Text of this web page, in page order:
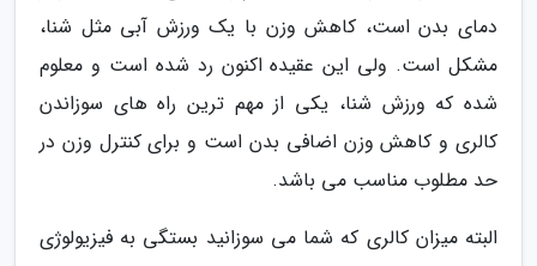
دمای بدن است، کاهش وزن با یک ورزش آبی مثل شنا،
مشکل است. ولی این عقیده اکنون رد شده است و معلوم
شده که ورزش شنا، یکی از مهم ترین راه های سوزاندن
کالری و کاهش وزن اضافی بدن است و برای کنترل وزن در
حد مطلوب مناسب می باشد.
البته میزان کالری که شما می سوزانید بستگی به فیزیولوژی